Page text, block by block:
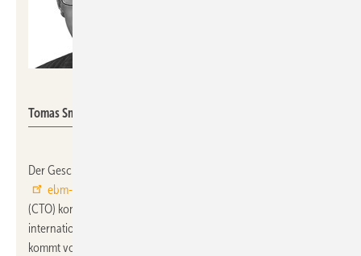
Tomas Smetana
Der Geschäftsführungsbereich Forschung und Entwicklung bei
ebm-papst
(CTO) konnte mit
international erfahrener Manager gewonnen werden. Smetana
kommt vom Automobil- und Industriezulieferer Schaeffler AG, für